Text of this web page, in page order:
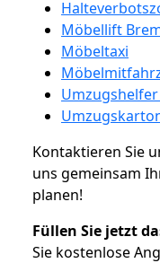
Möbellift
Möbeltaxi
Kontaktieren Sie
uns gemeinsam
planen!
Füllen Sie jetzt
Sie kostenlose